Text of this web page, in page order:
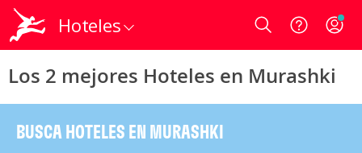
Hoteles Login
Los 2 mejores Hoteles en Murashki
BUSCA HOTELES EN MURASHKI